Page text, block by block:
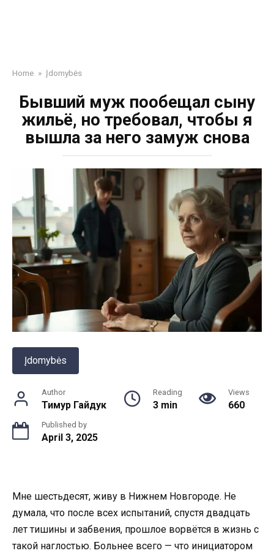
Home » Įdomybės
Бывший муж пообещал сыну
жильё, но требовал, чтобы я
вышла за него замуж снова
Įdomybės
Author
Тимур Гайдук
Reading
3 min
Views
660
Published by
April 3, 2025
Мне шестьдесят, живу в Нижнем Новгороде. Не
думала, что после всех испытаний, спустя двадцать
лет тишины и забвения, прошлое ворвётся в жизнь с
такой наглостью. Больнее всего — что инициатором